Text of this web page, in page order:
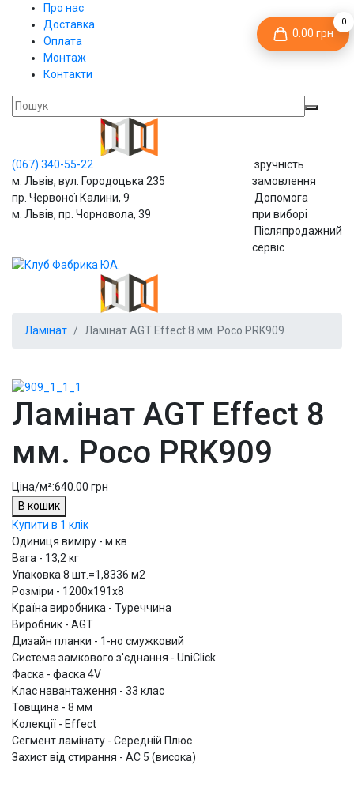
Про нас
Доставка
Оплата
Монтаж
Контакти
0.00 грн
0
(067) 340-55-22
м. Львів, вул. Городоцька 235
пр. Червоної Калини, 9
м. Львів, пр. Чорновола, 39
зручність
замовлення
Допомога
при виборі
Післяпродажний
сервіс
Ламінат Ламінат AGT Effect 8 мм. Росо PRK909
Ламінат AGT Effect 8
мм. Росо PRK909
Ціна/м²:640.00 грн
В кошик
Купити в 1 клік
Одиниця виміру - м.кв
Вага - 13,2 кг
Упаковка 8 шт.=1,8336 м2
Розміри - 1200х191x8
Країна виробника - Туреччина
Виробник - AGT
Дизайн планки - 1-но смужковий
Система замкового з'єднання - UniClick
Фаска - фаска 4V
Клас навантаження - 33 клас
Товщина - 8 мм
Колекції - Effect
Сегмент ламінату - Середній Плюс
Захист від стирання - АС 5 (висока)